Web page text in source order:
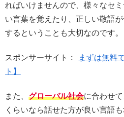
ればいけませんので、様々なセ
い言葉を覚えたり、正しい敬語
するということも大切なのです。
スポンサーサイト：
まずは無料
ト】
また、 グローバル社会に合わせ
くらいなら話せた方が良い言語